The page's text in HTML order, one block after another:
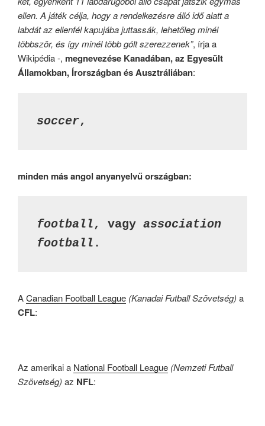
ellen. A játék célja, hogy a rendelkezésre álló idő alatt a
labdát az ellenfél kapujába juttassák, lehetőleg minél
többször, és így minél több gólt szerezzenek”, írja a
Wikipédia -, megnevezése Kanadában, az Egyesült
Államokban, Írországban és Ausztráliában:
soccer,
minden más angol anyanyelvű országban:
football, vagy association
football .
ACanadian Football League (Kanadai Futball Szövetség) a
CFL:
Az amerikai a National Football League (Nemzeti Futball
Szövetség) az NFL: